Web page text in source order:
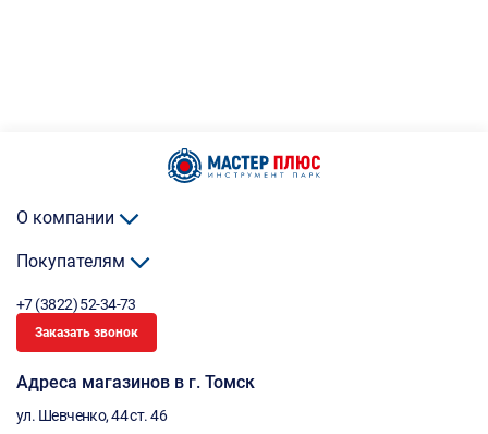
О компании
Покупателям
+7 (3822) 52-34-73
Заказать звонок
Адреса магазинов в г. Томск
ул. Шевченко, 44 ст. 46